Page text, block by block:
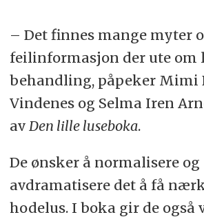
– Det finnes mange myter
feilinformasjon der ute om
behandling, påpeker Mimi
Vindenes og Selma Iren
av Den lille luseboka.
De ønsker å normalisere og
avdramatisere det å få
hodelus. I boka gir de også